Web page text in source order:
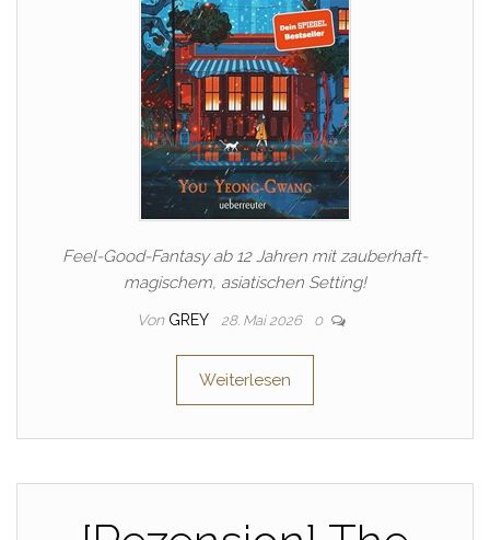
Feel-Good-Fantasy ab 12 Jahren mit zauberhaft-
magischem, asiatischen Setting!
Von GREY 28. Mai 2026 0
Weiterlesen